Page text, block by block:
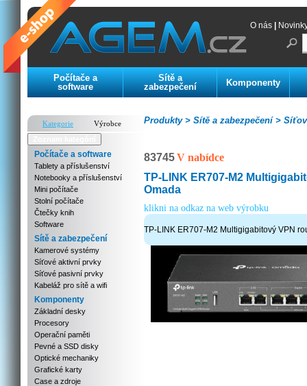
O nás
Počítače a
software
Sítě a
zabezpečení
Komponenty
Kategorie
Výrobce
Počítače a software
Tablety a příslušenství
Notebooky a příslušenství
Mini počítače
Stolní počítače
Čtečky knih
Software
Sítě a zabezpečení
Kamerové systémy
Síťové aktivní prvky
Síťové pasivní prvky
Kabeláž pro sítě a wifi
Komponenty
Základní desky
Procesory
Operační paměti
Pevné a SSD disky
Optické mechaniky
Grafické karty
Case a zdroje
Sítě a zabezpečení >
Produkty >
83745V nabídce
TP-LINK ER707-M2
Omada
klikni na odkaz na web výrobku
TP-LINK ER707-M2 Multigigabitový VPN